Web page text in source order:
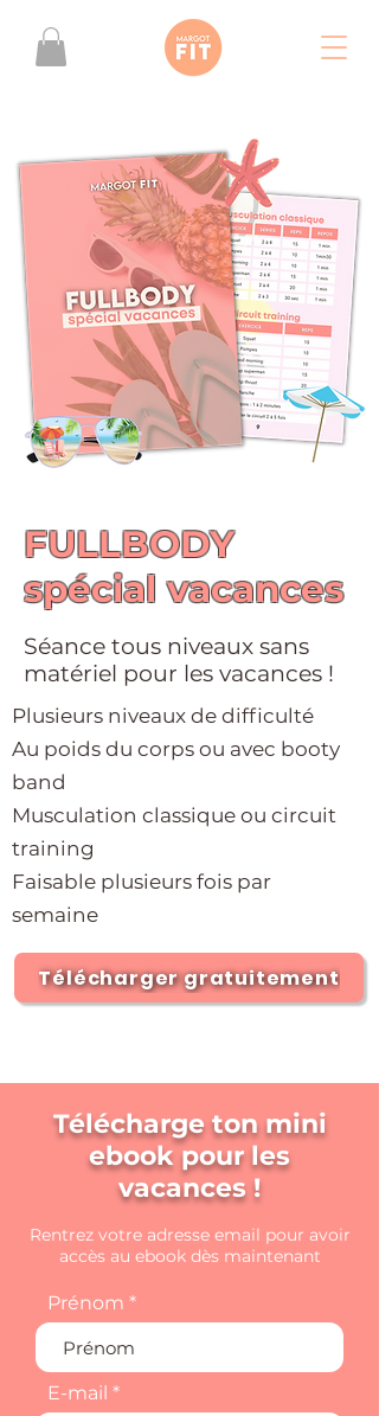
FULLBODY
spécial vacances
Séance tous niveaux sans
matériel pour les vacances !
Plusieurs niveaux de difficulté
Au poids du corps ou avec booty
band
Musculation classique ou circuit
training
Faisable plusieurs fois par
semaine
Télécharger gratuitement
Télécharge ton mini
ebook pour les
vacances !
Rentrez votre adresse email pour avoir
accès au ebook dès maintenant
Prénom
E-mail